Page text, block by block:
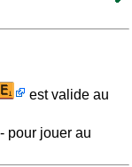
est valide au
- pour jouer au